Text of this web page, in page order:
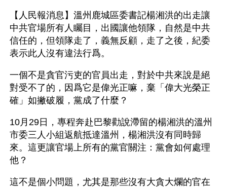
【人民報消息】溫州鹿城區委書記楊湘洪的出走讓
中共官場所有人矚目，出國讓他領隊，自然是中共
信任的，但領隊走了，義無反顧，走了之後，紀委
表示此人沒有違法行爲。
一個不是貪官污吏的官員出走，對於中共來說是絕
對受不了的，因爲它是偉光正嘛，棄「偉大光榮正
確」如撇破履，黨成了什麼？
10月29日，專程奔赴巴黎勸說滯留的楊湘洪的溫州
市委三人小組返航抵達溫州，楊湘洪沒有同時歸
來。這更讓官場上所有的黨官關注：黨會如何處理
他？
這不是個小問題，尤其是那些沒有大貪大爛的官在